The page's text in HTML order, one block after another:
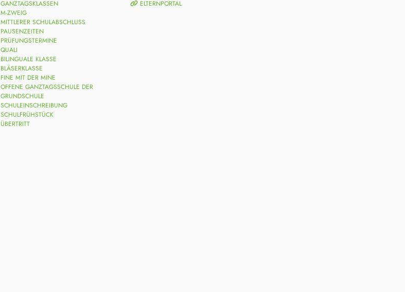
GANZTAGSKLASSEN
M-ZWEIG
MITTLERER SCHULABSCHLUSS
PAUSENZEITEN
PRÜFUNGSTERMINE
QUALI
BILINGUALE KLASSE
BLÄSERKLASSE
FINE MIT DER MINE
OFFENE GANZTAGSSCHULE DER
GRUNDSCHULE
SCHULEINSCHREIBUNG
SCHULFRÜHSTÜCK
ÜBERTRITT
ELTERNPORTAL